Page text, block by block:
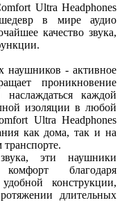
Ultra Headphones
в мире аудио
качество звука,
наушников - активное
проникновение
каждой
изоляции в любой
Ultra Headphones
как дома, так и на
эти наушники
благодаря
конструкции,
длительных